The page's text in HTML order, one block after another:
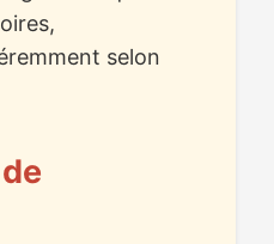
selon